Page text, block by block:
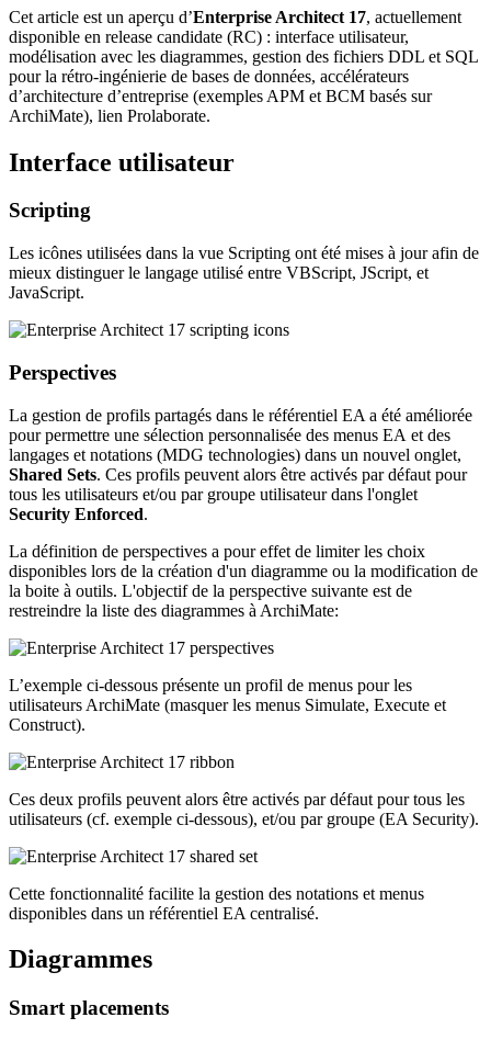
Cet article est un aperçu d’Enterprise Architect 17, actuellement
disponible en release candidate (RC) : interface utilisateur,
modélisation avec les diagrammes, gestion des fichiers DDL et SQL
pour la rétro-ingénierie de bases de données, accélérateurs
d’architecture d’entreprise (exemples APM et BCM basés sur
ArchiMate), lien Prolaborate.
Interface utilisateur
Scripting
Les icônes utilisées dans la vue Scripting ont été mises à jour afin de
mieux distinguer le langage utilisé entre VBScript, JScript, et
JavaScript.
Perspectives
La gestion de profils partagés dans le référentiel EA a été améliorée
pour permettre une sélection personnalisée des menus EA et des
langages et notations (MDG technologies) dans un nouvel onglet,
Shared Sets. Ces profils peuvent alors être activés par défaut pour
tous les utilisateurs et/ou par groupe utilisateur dans l'onglet
Security Enforced.
La définition de perspectives a pour effet de limiter les choix
disponibles lors de la création d'un diagramme ou la modification de
la boite à outils. L'objectif de la perspective suivante est de
restreindre la liste des diagrammes à ArchiMate:
L’exemple ci-dessous présente un profil de menus pour les
utilisateurs ArchiMate (masquer les menus Simulate, Execute et
Construct).
Ces deux profils peuvent alors être activés par défaut pour tous les
utilisateurs (cf. exemple ci-dessous), et/ou par groupe (EA Security).
Cette fonctionnalité facilite la gestion des notations et menus
disponibles dans un référentiel EA centralisé.
Diagrammes
Smart placements